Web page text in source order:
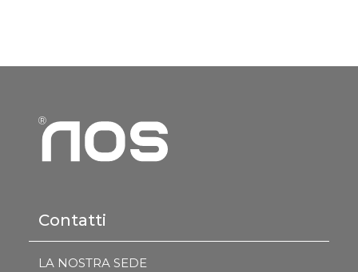
Contatti
LA NOSTRA SEDE